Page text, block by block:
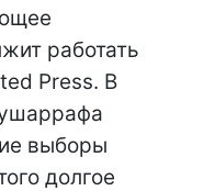
работать
Press. В
выборы
долгое